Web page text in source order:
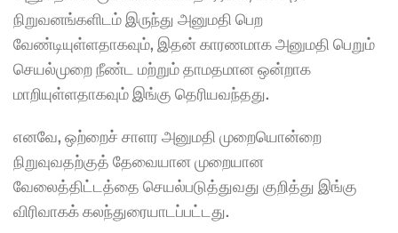
நிறுவனங்களிடம் இருந்து அனுமதி பெற
வேண்டியுள்ளதாகவும், இதன் காரணமாக அனுமதி பெறும்
செயல்முறை நீண்ட மற்றும் தாமதமான ஒன்றாக
மாறியுள்ளதாகவும் இங்கு தெரியவந்தது.
எனவே, ஒற்றைச் சாளர அனுமதி முறையொன்றை
நிறுவுவதற்குத் தேவையான முறையான
வேலைத்திட்டத்தை செயல்படுத்துவது குறித்து இங்கு
விரிவாகக் கலந்துரையாடப்பட்டது.